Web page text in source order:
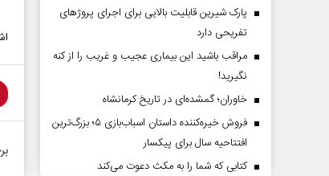
پارک شیرین قابلیت‌ بالایی برای اجرای پروژهای
تفریحی دارد
مراقب باشید این بیماری عجیب و غریب را از کنه
نگیرید!
خاوران؛ گمشده‌ای در تاریخ کرمانشاه
فروش خیره‌کننده داستان اسباب‌بازی ۵؛ بزرگ‌ترین
افتتاحیه سال برای پیکسار
کتابی که شما را به مکث دعوت می‌کند
رحمت‌الله نوروزی - عضو کمیسیون اجتماعی
مجلس